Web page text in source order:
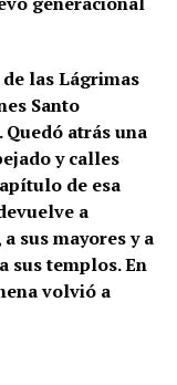
las Lágrimas
Santo
atrás una
y calles
de esa
a
sus mayores y a
sus templos. En
volvió a